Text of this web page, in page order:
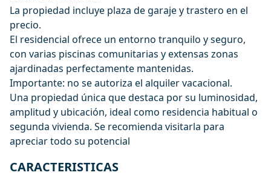
La propiedad incluye plaza de garaje y trastero en el
precio.
El residencial ofrece un entorno tranquilo y seguro,
con varias piscinas comunitarias y extensas zonas
ajardinadas perfectamente mantenidas.
Importante: no se ‌autoriza ‌el ‌alquiler ‌vacacional.
Una ‌propiedad única que destaca por ‌su ‌luminosidad,
‌amplitud y ubicación, ‌ideal ‌como ‌residencia ‌habitual o
‌segunda vivienda. Se ‌recomienda ‌visitarla ‌para
‌apreciar ‌todo ‌su ‌potencial
CARACTERISTICAS